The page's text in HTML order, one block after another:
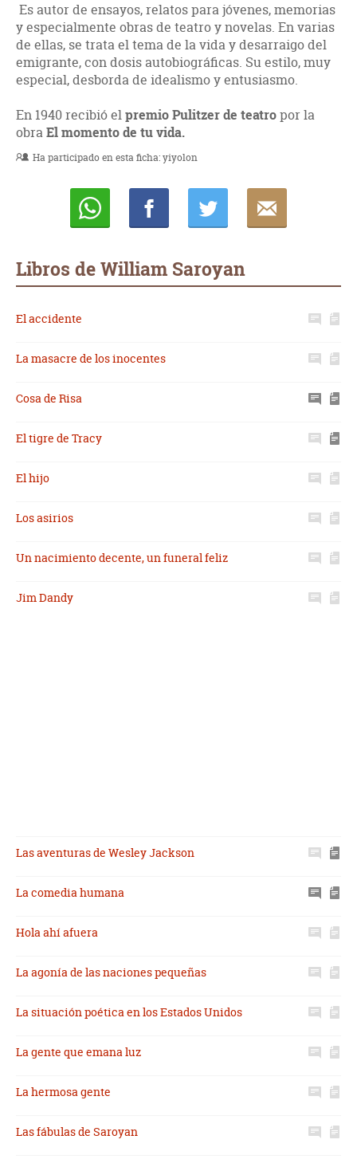
Es autor de ensayos, relatos para jóvenes, memorias
y especialmente obras de teatro y novelas. En varias
de ellas, se trata el tema de la vida y desarraigo del
emigrante, con dosis autobiográficas. Su estilo, muy
especial, desborda de idealismo y entusiasmo.
En 1940 recibió elpremio Pulitzer de teatropor la
obraEl momento de tu vida.
Ha participado en esta ficha:yiyolon
Libros de William Saroyan
El accidente
La masacre de los inocentes
Cosa de Risa
El tigre de Tracy
El hijo
Los asirios
Un nacimiento decente, un funeral feliz
Jim Dandy
Las aventuras de Wesley Jackson
La comedia humana
Hola ahí afuera
La agonía de las naciones pequeñas
La situación poética en los Estados Unidos
La gente que emana luz
La hermosa gente
Las fábulas de Saroyan